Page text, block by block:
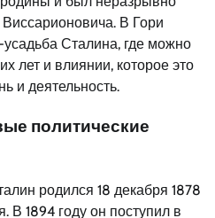
В Гори
Сталина, где можно
лет и влиянии, которое это
и деятельность.
политические
родился 18 декабря 1878
В 1894 году он поступил в